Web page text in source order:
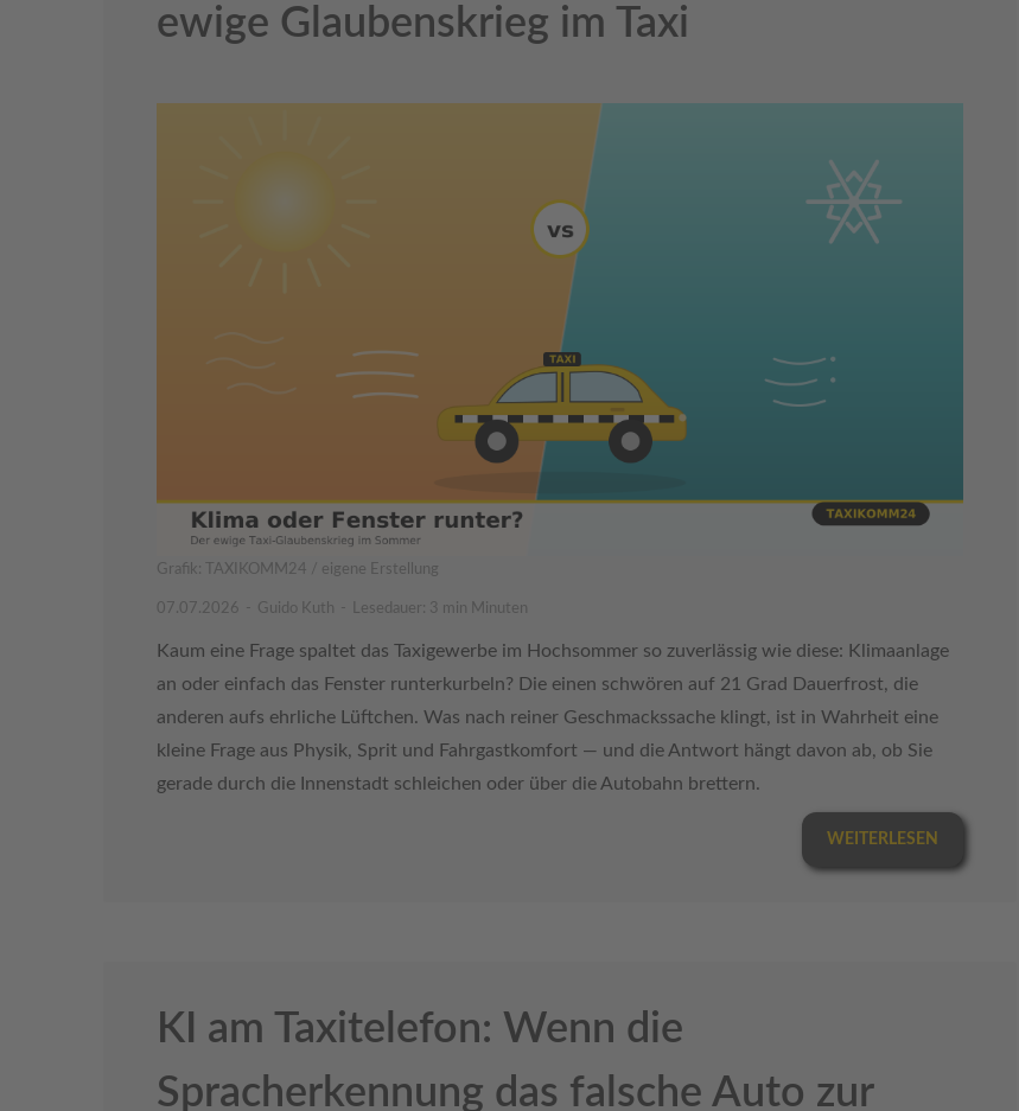
ewige Glaubenskrieg im Taxi
Grafik: TAXIKOMM24 / eigene Erstellung
07.07.2026 Guido Kuth Lesedauer: 3 min Minuten
Kaum eine Frage spaltet das Taxigewerbe im Hochsommer so zuverlässig wie diese: Klimaanlage
an oder einfach das Fenster runterkurbeln? Die einen schwören auf 21 Grad Dauerfrost, die
anderen aufs ehrliche Lüftchen. Was nach reiner Geschmackssache klingt, ist in Wahrheit eine
kleine Frage aus Physik, Sprit und Fahrgastkomfort — und die Antwort hängt davon ab, ob Sie
gerade durch die Innenstadt schleichen oder über die Autobahn brettern.
WEITERLESEN
KI am Taxitelefon: Wenn die
Spracherkennung das falsche Auto zur